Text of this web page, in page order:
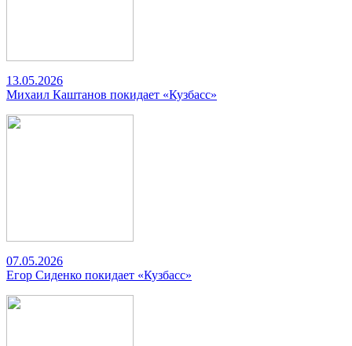
13.05.2026
Михаил Каштанов покидает «Кузбасс»
07.05.2026
Егор Сиденко покидает «Кузбасс»